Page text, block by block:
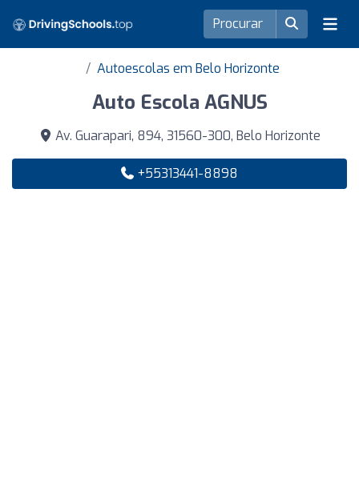
Autoescolas em Belo Horizonte
Auto Escola AGNUS
Av. Guarapari, 894, 31560-300, Belo Horizonte
+55313441-8898